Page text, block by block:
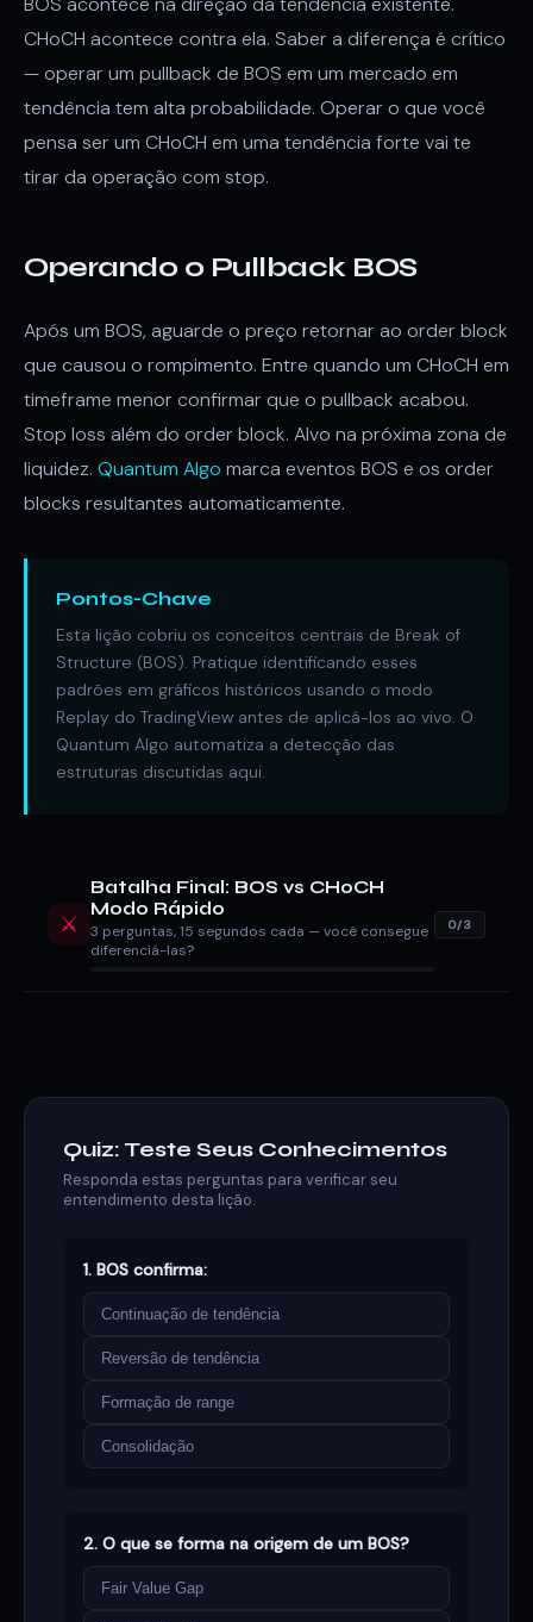
CHoCH acontece contra ela. Saber a diferença é crítico
— operar um pullback de BOS em um mercado em
tendência tem alta probabilidade. Operar o que você
pensa ser um CHoCH em uma tendência forte vai te
tirar da operação com stop.
Operando o Pullback BOS
Após um BOS, aguarde o preço retornar ao order block
que causou o rompimento. Entre quando um CHoCH em
timeframe menor confirmar que o pullback acabou.
Stop loss além do order block. Alvo na próxima zona de
liquidez. Quantum Algo marca eventos BOS e os order
blocks resultantes automaticamente.
Pontos-Chave
Esta lição cobriu os conceitos centrais de Break of
Structure (BOS). Pratique identificando esses
padrões em gráficos históricos usando o modo
Replay do TradingView antes de aplicá-los ao vivo. O
Quantum Algo automatiza a detecção das
estruturas discutidas aqui.
⚔️
Batalha Final: BOS vs CHoCH
Modo Rápido
3 perguntas, 15 segundos cada — você consegue
diferenciá-las?
0/3
Quiz: Teste Seus Conhecimentos
Responda estas perguntas para verificar seu
entendimento desta lição.
1. BOS confirma:
Continuação de tendência
Reversão de tendência
Formação de range
Consolidação
2. O que se forma na origem de um BOS?
Fair Value Gap